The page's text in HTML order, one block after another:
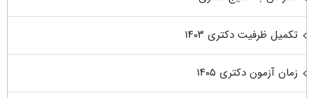
تکمیل ظرفیت دکتری ۱۴۰۳
زمان آزمون دکتری ۱۴۰۵